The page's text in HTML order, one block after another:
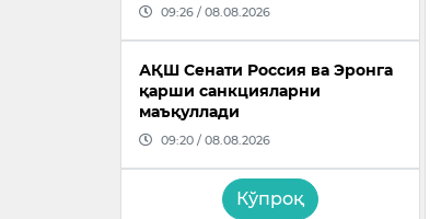
09:26 / 08.08.2026
АҚШ Сенати Россия ва Эронга
қарши санкцияларни
маъқуллади
09:20 / 08.08.2026
Кўпроқ